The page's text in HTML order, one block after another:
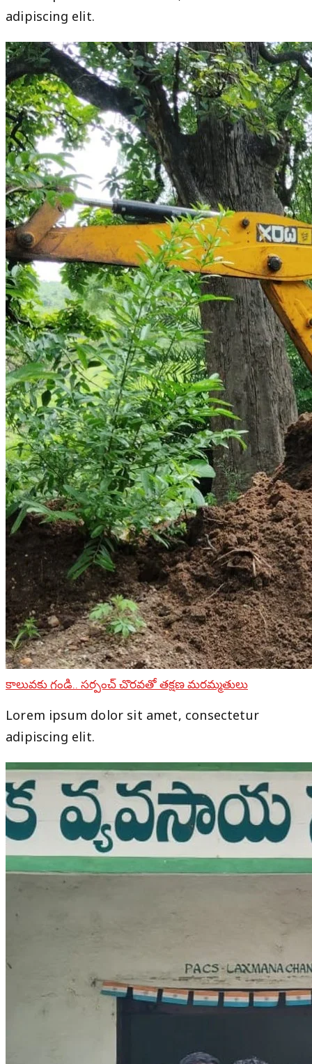
adipiscing elit.
కాలువకు గండి.. సర్పంచ్ చొరవతో తక్షణ మరమ్మతులు
Lorem ipsum dolor sit amet, consectetur
adipiscing elit.